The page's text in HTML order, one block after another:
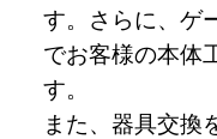
す。さらに、ゲ
でお客様の本体
す。
また、器具交換